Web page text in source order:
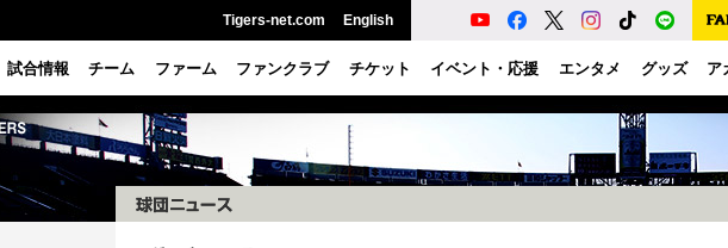
Tigers-net.com English
試合情報 チーム ファーム ファンクラブ チケット イベント・応援 エンタメ グッズ ア